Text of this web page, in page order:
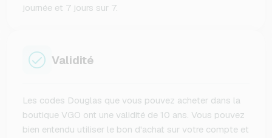
journée et 7 jours sur 7.
Validité
Les codes Douglas que vous pouvez acheter dans la
boutique VGO ont une validité de 10 ans. Vous pouvez
bien entendu utiliser le bon d'achat sur votre compte et